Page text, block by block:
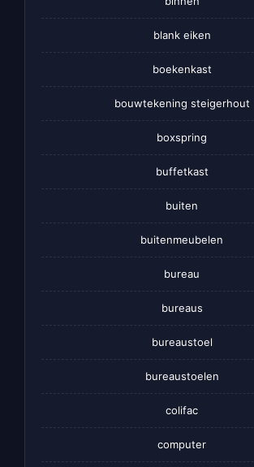
blank eiken
boekenkast
bouwtekening steigerhout
boxspring
buffetkast
buiten
buitenmeubelen
bureau
bureaus
bureaustoel
bureaustoelen
colifac
computer